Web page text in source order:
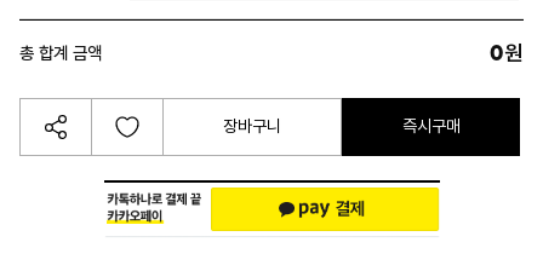
총 합계 금액 0원
장바구니 즉시구매